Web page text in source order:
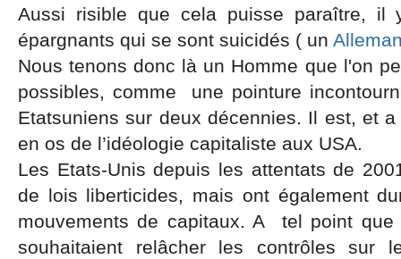
Aussi risible que cela puisse paraître, il
épargnants qui se sont suicidés ( un
Nous tenons donc là un Homme que l'on
possibles, comme une pointure
Etatsuniens sur deux décennies. Il est, et
en os de l’idéologie capitaliste aux USA.
Les Etats-Unis depuis les attentats de
de lois liberticides, mais ont également
mouvements de capitaux. A tel point
souhaitaient relâcher les contrôles sur